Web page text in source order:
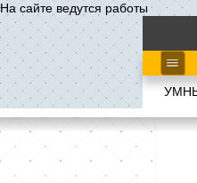
На сайте ведутся работы